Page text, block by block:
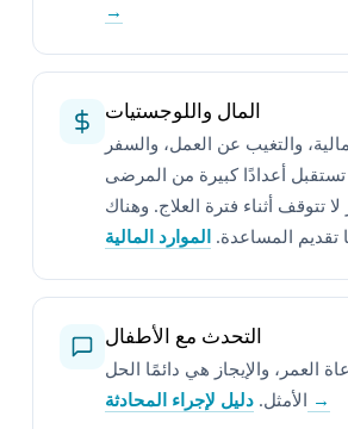
→
المال واللوجستيات
والتغيب عن العمل، والسفر
تستقبل أعدادًا كبيرة من المرضى
تتوقف أثناء فترة العلاج. وهناك
تقديم المساعدة.
التحدث مع الأطفال
العمر، والإيجاز هي دائمًا الحل
الأمثل. دليل لإجراء المحادثة →